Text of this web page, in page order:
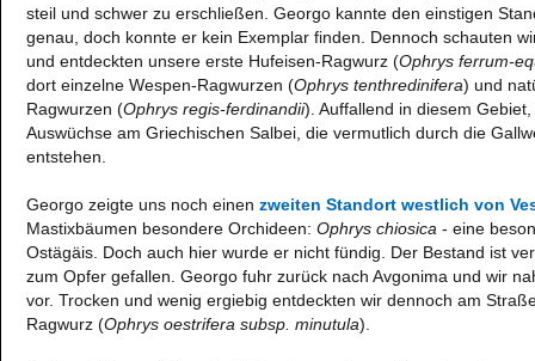
steil und schwer zu erschließen. Georgo kannte den einstigen
genau, doch konnte er kein Exemplar finden. Dennoch schauten
und entdeckten unsere erste Hufeisen-Ragwurz (Ophrys ferrum-
dort einzelne Wespen-Ragwurzen (Ophrys tenthredinifera) und
Ragwurzen (Ophrys regis-ferdinandii). Auffallend in diesem
Auswüchse am Griechischen Salbei, die vermutlich durch die
entstehen.
Georgo zeigte uns noch einen zweiten Standort westlich von
Mastixbäumen besondere Orchideen: Ophrys chiosica - eine
Ostägäis. Doch auch hier wurde er nicht fündig. Der Bestand ist
zum Opfer gefallen. Georgo fuhr zurück nach Avgonima und wir
vor. Trocken und wenig ergiebig entdeckten wir dennoch am
Ragwurz (Ophrys oestrifera subsp. minutula).